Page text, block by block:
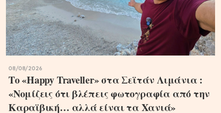
08/08/2026
Το «Happy Traveller» στα Σεϊτάν Λιμάνια :
«Νομίζεις ότι βλέπεις φωτογραφία από την
Καραϊβική… αλλά είναι τα Χανιά»